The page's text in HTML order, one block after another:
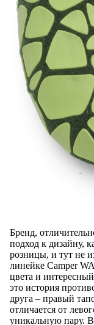
Бренд,
подход к дизайну,
розницы, и тут не
линейке Camper
цвета и
это история
друга – правый
отличается от
уникальную пару.